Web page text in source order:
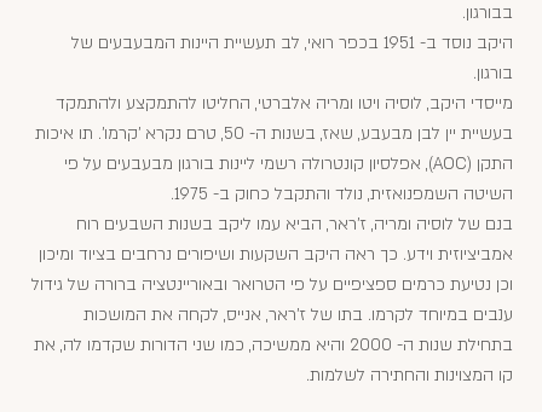
בבורגון.
היקב נוסד ב- 1951 בכפר רואי, לב תעשיית היינות המבעבעים של
בורגון.
מייסדי היקב, לוסיה ויטו ומריה אלברטי, החליטו להתמקצע ולהתמקד
בעשיית יין לבן מבעבע, שאז, בשנות ה- 50, טרם נקרא 'קרמו'. תו איכות
התקן (AOC), אפלסיון קונטרולה רשמי ליינות בורגון מבעבעים על פי
השיטה השמפנואזית, נולד והתקבל כחוק ב- 1975.
בנם של לוסיה ומריה, ז'ראר, הביא עמו ליקב בשנות השבעים רוח
אמביציוזית וידע. כך ראה היקב השקעות ושיפורים נרחבים בציוד ומיכון
וכן נטיעת כרמים ספציפיים על פי הטרואר ובאוריינטציה ברורה של גידול
ענבים במיוחד לקרמו. בתו של ז'ראר, אנייס, לקחה את המושכות
בתחילת שנות ה- 2000 והיא ממשיכה, כמו שני הדורות שקדמו לה, את
קו המצוינות והחתירה לשלמות.